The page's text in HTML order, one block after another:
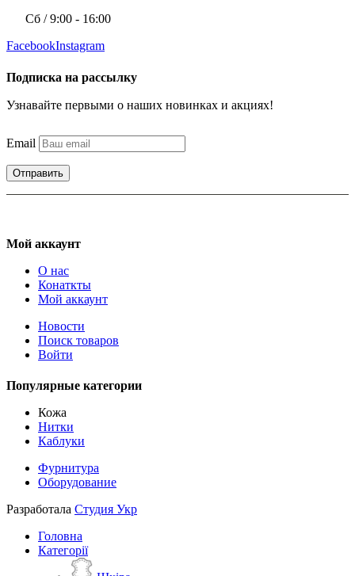
Сб / 9:00 - 16:00
FacebookInstagram
Подписка на рассылку
Узнавайте первыми о наших новинках и акциях!
Email
Отправить
Мой аккаунт
О нас
Конаткты
Мой аккаунт
Новости
Поиск товаров
Войти
Популярные категории
Кожа
Нитки
Каблуки
Фурнитура
Оборудование
Разработала Студия Укр
Головна
Категорії